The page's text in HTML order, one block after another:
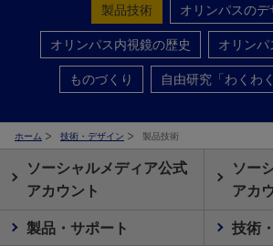
製品技術
オリンパスのデ
オリンパス内視鏡の歴史
オリン
ものづくり
自由研究「わくわ
ホーム 技術・デザイン 製品技術
ソーシャルメディア公式
アカウント
ソー
アカ
製品・サポート
技術